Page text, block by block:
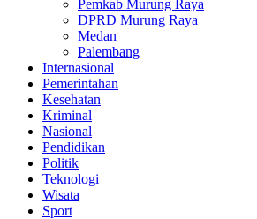
Pemkab Murung Raya
DPRD Murung Raya
Medan
Palembang
Internasional
Pemerintahan
Kesehatan
Kriminal
Nasional
Pendidikan
Politik
Teknologi
Wisata
Sport